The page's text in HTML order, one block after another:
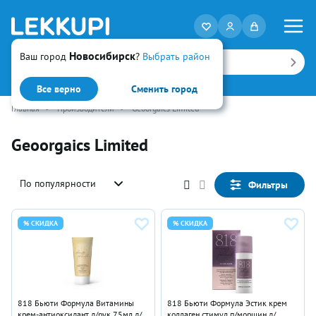
Ваш город Новосибирск? Выбрать район
Все верно Сменить город
Искать
Главная • Производители • Geoorgaics Limited
Geoorgaics Limited
По популярности Фильтры
% СКИДКА
818 Бьюти Формула Витамины
% СКИДКА
818 Бьюти Формула Эстик крем